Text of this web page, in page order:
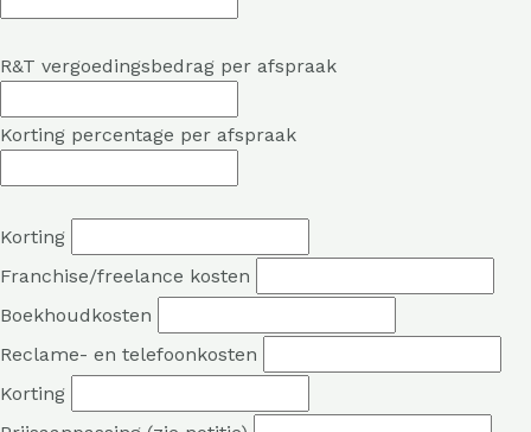
R&T vergoedingsbedrag per afspraak
Korting percentage per afspraak
Korting
Franchise/freelance kosten
Boekhoudkosten
Reclame- en telefoonkosten
Korting